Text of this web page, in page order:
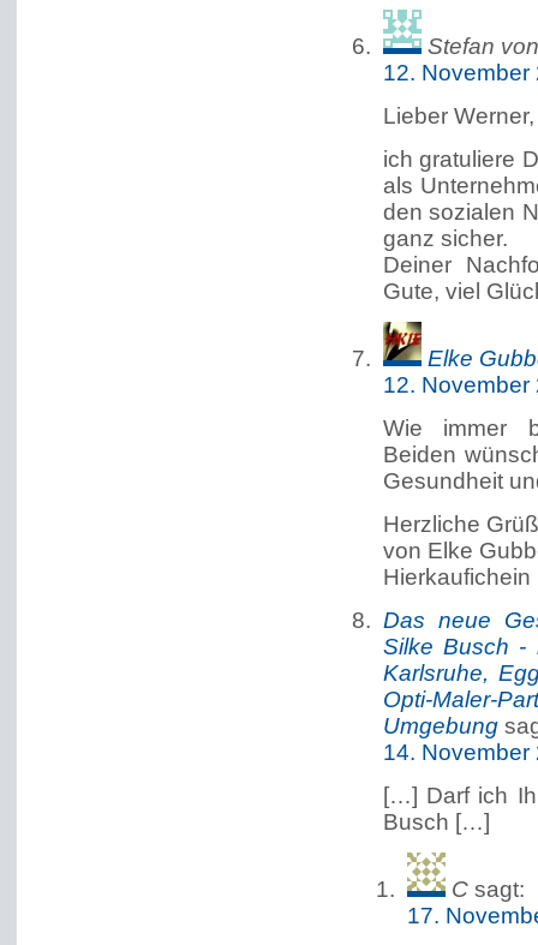
Stefan
12. November
Lieber Werner,
ich gratuliere
als
den sozialen
ganz sicher.
Deiner
Gute, viel
Elke
12. November
Wie immer
Beiden
Gesundheit
Herzliche
von Elke
Hierkaufichein
Das neue
Silke Busch -
Karlsruhe,
Opti-Maler-
Umgebung
14. November
[…] Darf ich
Busch […]
C sagt:
17.